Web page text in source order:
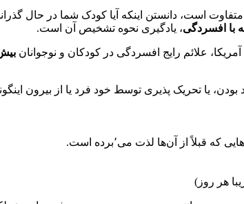
متفاوت است، دانستن اینکه آیا کودک شما در حال
با افسردگی، یادگیری نحوه تشخیص آن است.
علائم رایج افسردگی در کودکان و نوجوانان
یا تحریک پذیری توسط خود فرد یا از بیرون
قبلاً از آن‌ها لذت می٬‌برده است.
هر روز)